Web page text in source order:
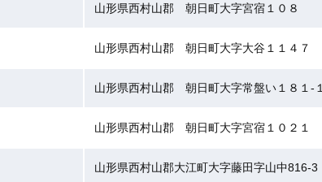
山形県西村山郡 朝日町大字宮宿１０８
山形県西村山郡 朝日町大字大谷１１４７
山形県西村山郡 朝日町大字常盤い１８１-１
山形県西村山郡 朝日町大字宮宿１０２１
山形県西村山郡大江町大字藤田字山中816-3